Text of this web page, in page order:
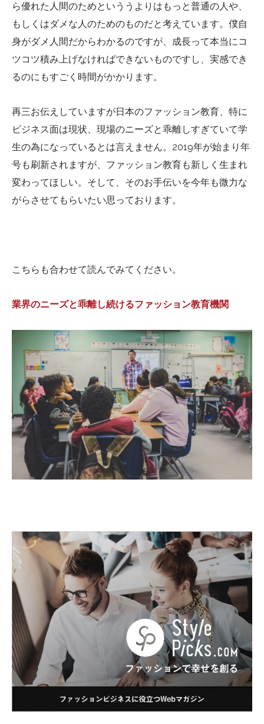
ら優れた人間のためといううよりはもっと普通の人や、
もしくはダメな人のためのものだと考えています。僕自
身がダメ人間だからわかるのですが、成長って本当にコ
ツコツ積み上げなければできないものですし、実感でき
るのにもすごく時間がかかります。
再三お伝えしていますが日本のファッション教育、特に
ビジネス面は現状、現場のニーズと乖離しすぎていて学
生の為になっているとは言えません。 2019年が始まり年
号も刷新されますが、ファッション教育も新しく生まれ
変わってほしい。そして、そのお手伝いを今年も微力な
がらさせてもらいたい思っております。
こちらも合わせて読んでみてください。
業界のニーズと乖離し続けるファッション教育機関